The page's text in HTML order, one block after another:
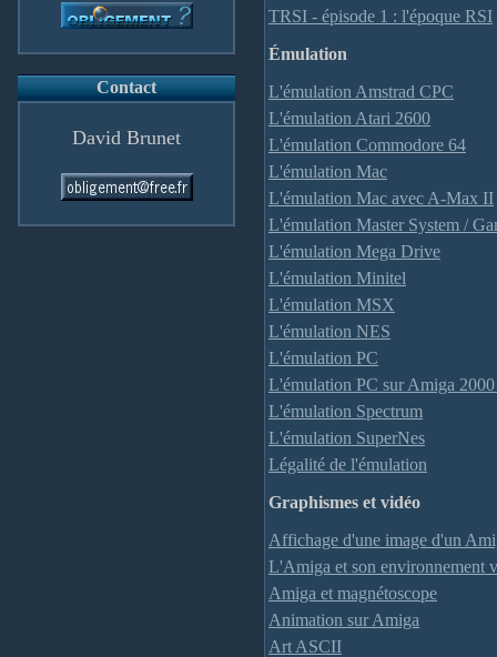
Contact
David Brunet
TRSI - épisode 1 : l'époque RSI
Émulation
L'émulation Amstrad CPC
L'émulation Atari 2600
L'émulation Commodore 64
L'émulation Mac
L'émulation Mac avec A-Max II
L'émulation Master System /
L'émulation Mega Drive
L'émulation Minitel
L'émulation MSX
L'émulation NES
L'émulation PC
L'émulation PC sur Amiga
L'émulation Spectrum
L'émulation SuperNes
Légalité de l'émulation
Graphismes et vidéo
Affichage d'une image d'un
L'Amiga et son environnement
Amiga et magnétoscope
Animation sur Amiga
Art ASCII